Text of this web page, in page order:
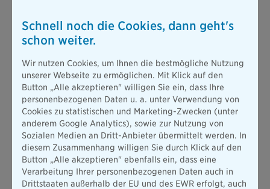
frauen haben nach erfolgreichem Ausbildungsabschluss
verschiedene Möglichkeiten, eine Anstellung zu finden. Sie
oder in Werksfeuerwehren in Unternehmen arbeiten. Die
Chancen auf dem Arbeitsmarkt sind äußerst vielversprechend,
da Berufsfeuerwehrleute in nahezu allen großen Feuerwehren
stark gefragt sind.
Nach dem erfolgreichen Abschluss der Ausbildung im
mittleren feuerwehrtechnischen Dienst eröffnen sich Ihnen
verschiedene Möglichkeiten zur beruflichen
Weiterentwicklung und zum Aufstieg in höhere Dienstgrade
innerhalb der Feuerwehr. Hier sind einige der Optionen im
Überblick:
Schnell noch die Cookies, dann geht's
schon weiter.
Wir nutzen Cookies, um Ihnen die bestmögliche Nutzung
unserer Webseite zu ermöglichen. Mit Klick auf den
Button „Alle akzeptieren" willigen Sie ein, dass Ihre
personenbezogenen Daten u. a. unter Verwendung von
Cookies zu statistischen und Marketing-Zwecken (unter
anderem Google Analytics), sowie zur Nutzung von
Sozialen Medien an Dritt-Anbieter übermittelt werden. In
diesem Zusammenhang willigen Sie durch Klick auf den
Button „Alle akzeptieren" ebenfalls ein, dass eine
Verarbeitung Ihrer personenbezogenen Daten auch in
Drittstaaten außerhalb der EU und des EWR erfolgt, auch